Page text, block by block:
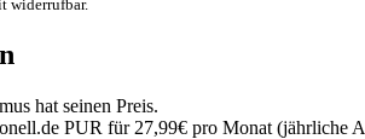
widerrufbar.
hat seinen Preis.
PUR für 27,99€ pro Monat (jährliche